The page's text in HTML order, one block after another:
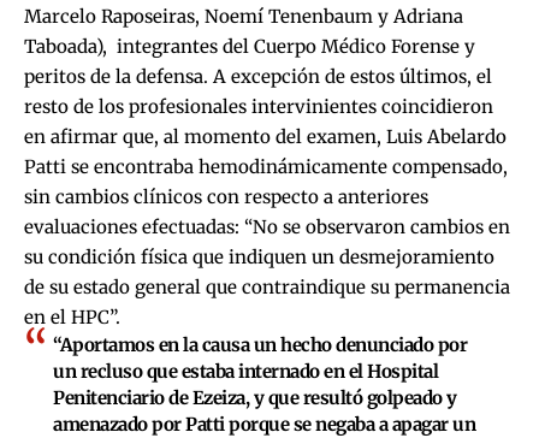
Marcelo Raposeiras, Noemí Tenenbaum y Adriana
Taboada), integrantes del Cuerpo Médico Forense y
peritos de la defensa. A excepción de estos últimos, el
resto de los profesionales intervinientes coincidieron
en afirmar que, al momento del examen, Luis Abelardo
Patti se encontraba hemodinámicamente compensado,
sin cambios clínicos con respecto a anteriores
evaluaciones efectuadas: “No se observaron cambios en
su condición física que indiquen un desmejoramiento
de su estado general que contraindique su permanencia
en el HPC”.
“Aportamos en la causa un hecho denunciado por
un recluso que estaba internado en el Hospital
Penitenciario de Ezeiza, y que resultó golpeado y
amenazado por Patti porque se negaba a apagar un